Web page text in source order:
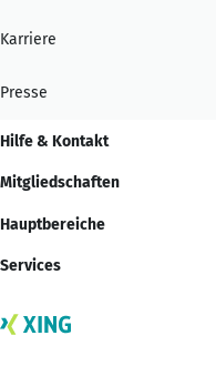
Karriere
Presse
Hilfe & Kontakt
Mitgliedschaften
Hauptbereiche
Services